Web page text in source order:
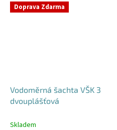
Doprava Zdarma
Vodoměrná šachta VŠK 3
dvouplášťová
Skladem